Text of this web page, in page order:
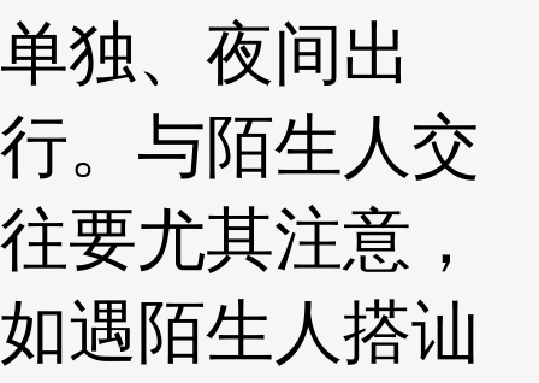
单独、夜间出
行。与陌生人交
往要尤其注意，
如遇陌生人搭讪